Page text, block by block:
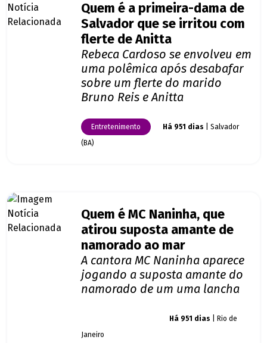
Quem é a primeira-dama de
Salvador que se irritou com
flerte de Anitta
Rebeca Cardoso se envolveu em
uma polêmica após desabafar
sobre um flerte do marido
Bruno Reis e Anitta
Entretenimento Há 951 dias | Salvador
(BA)
Quem é MC Naninha, que
atirou suposta amante de
namorado ao mar
A cantora MC Naninha aparece
jogando a suposta amante do
namorado de um uma lancha
Há 951 dias | Rio de
Janeiro